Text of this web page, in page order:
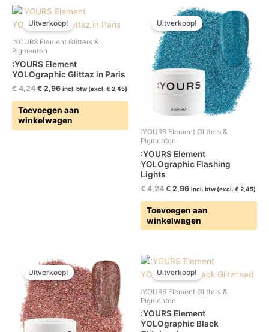
Uitverkoop!
:YOURS Element Glitters &
Pigmenten
:YOURS Element
YOLOgraphic Glittaz in Paris
€4,24
Oorspronkelijke
prijs
was:
€ 4,24.
€ 2,96
Huidige
prijs
is:
€ 2,96.
incl. btw (excl. € 2,45)
Toevoegen aan
winkelwagen
Uitverkoop!
:YOURS Element Glitters &
Pigmenten
:YOURS Element
YOLOgraphic Flashing
Lights
€4,24
Oorspronkelijke
prijs
was:
€ 4,24.
€ 2,96
Huidige
prijs
is:
€ 2,96.
incl. btw (excl. € 2,45)
Toevoegen aan
winkelwagen
Uitverkoop!
Oorspronkelijke
prijs
was:
€ 4,24.
Huidige
prijs
is:
€ 2,96.
Uitverkoop!
:YOURS Element Glitters &
Pigmenten
:YOURS Element
YOLOgraphic Black
Oorspronkelijke
prijs
was:
€ 4,24.
Huidige
prijs
is:
€ 2,96.